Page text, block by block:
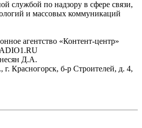
службой по надзору в сфере связи,
и массовых коммуникаций
агентство «Контент-центр»
Д.А.
г. Красногорск, б-р Строителей, д. 4,